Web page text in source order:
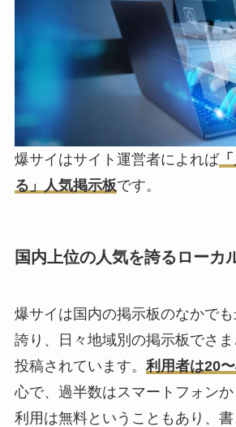
爆サイはサイト運営者によれば
る」人気掲示板です。
国内上位の人気を誇るローカ
爆サイは国内の掲示板のなかで
誇り、日々地域別の掲示板でさ
投稿されています。 利用者は20
心で、過半数はスマートフォンか
利用は無料ということもあり、